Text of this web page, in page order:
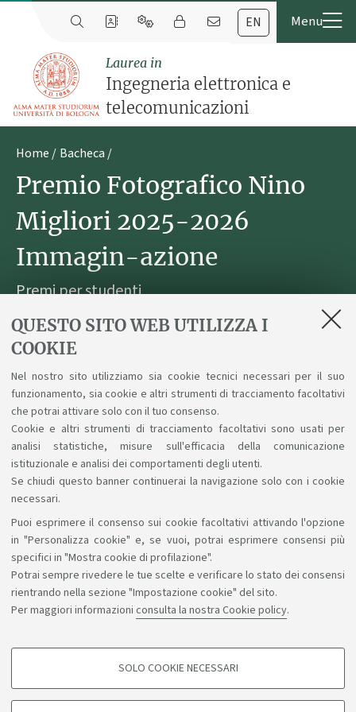
QUESTO SITO WEB UTILIZZA I
COOKIE
Nel nostro sito utilizziamo sia cookie tecnici necessari per il suo
funzionamento, sia cookie e altri strumenti di tracciamento facoltativi
che potrai attivare solo con il tuo consenso.
Cookie e altri strumenti di tracciamento facoltativi sono usati per
analisi statistiche, misure sull'efficacia della comunicazione
istituzionale e analisi dei comportamenti degli utenti.
Se chiudi questo banner continuerai la navigazione solo con i cookie
necessari.
Puoi esprimere il consenso sui cookie facoltativi attivando l'opzione
in "Personalizza cookie" e, se vuoi, potrai esprimere consensi più
specifici in "Mostra cookie di profilazione".
Potrai sempre rivedere le tue scelte e verificare lo stato dei consensi
rientrando nella sezione "Impostazione cookie" del sito.
Per maggiori informazioni consulta la nostra Cookie policy.
COOKIE DI PROFILAZIONE - FACOLTATIVI
SOLO COOKIE NECESSARI
EN
Laurea in
Ingegneria elettronica e
telecomunicazioni
Home Bacheca
Premio Fotografico Nino
Migliori 2025-2026
Immagin-azione
Premi per studenti
Pubblicato il17 ottobre 2025
La Fondazione Nino Migliori bandisce premi per
studenti a tema “Ambiente come qualità della vita”.
Scadenza: 31 maggio. Link
Sosteniamo il diritto alla conoscenza
Seguici su: